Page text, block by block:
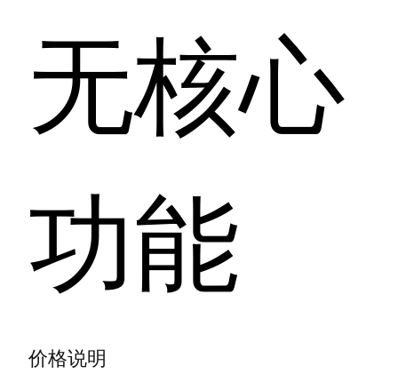
无核心
功能
价格说明